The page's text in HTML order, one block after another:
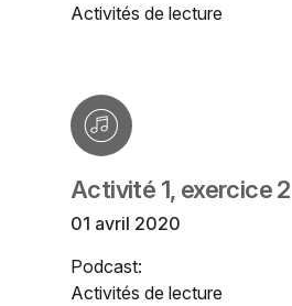
Activités de lecture
Activité 1, exercice 2
01 avril 2020
Podcast:
Activités de lecture